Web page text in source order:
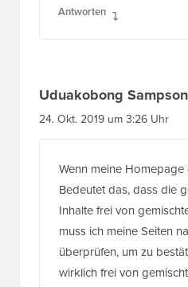
Antworten
Uduakobong Sampson
24. Okt. 2019 um 3:26 Uhr
Wenn meine Homepage
Bedeutet das, dass die
Inhalte frei von
muss ich meine Seiten
überprüfen, um zu
wirklich frei von